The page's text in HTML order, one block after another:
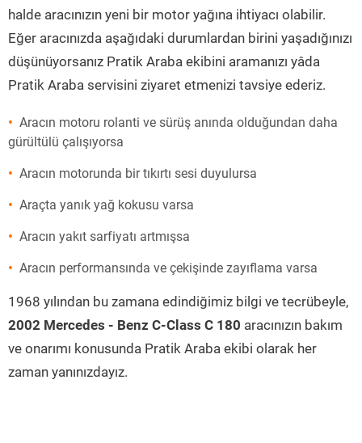
halde aracınızın yeni bir motor yağına ihtiyacı olabilir.
Eğer aracınızda aşağıdaki durumlardan birini yaşadığınızı
düşünüyorsanız Pratik Araba ekibini aramanızı yâda
Pratik Araba servisini ziyaret etmenizi tavsiye ederiz.
Aracın motoru rolanti ve sürüş anında olduğundan daha
gürültülü çalışıyorsa
Aracın motorunda bir tıkırtı sesi duyulursa
Araçta yanık yağ kokusu varsa
Aracın yakıt sarfiyatı artmışsa
Aracın performansında ve çekişinde zayıflama varsa
1968 yılından bu zamana edindiğimiz bilgi ve tecrübeyle,
2002 Mercedes - Benz C-Class C 180 aracınızın bakım
ve onarımı konusunda Pratik Araba ekibi olarak her
zaman yanınızdayız.